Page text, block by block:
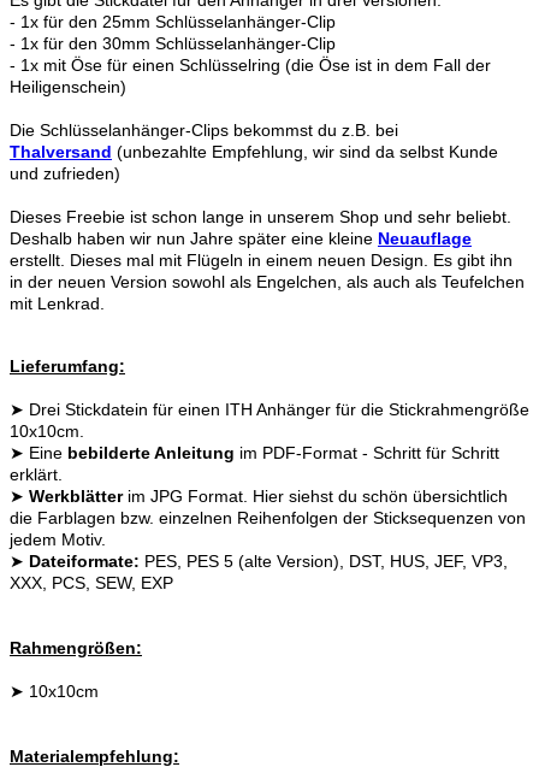
- 1x für den 25mm Schlüsselanhänger-Clip
- 1x für den 30mm Schlüsselanhänger-Clip
- 1x mit Öse für einen Schlüsselring (die Öse ist in dem Fall der
Heiligenschein)
Die Schlüsselanhänger-Clips bekommst du z.B. bei
Thalversand (unbezahlte Empfehlung, wir sind da selbst Kunde
und zufrieden)
Dieses Freebie ist schon lange in unserem Shop und sehr beliebt.
Deshalb haben wir nun Jahre später eine kleine Neuauflage
erstellt. Dieses mal mit Flügeln in einem neuen Design. Es gibt ihn
in der neuen Version sowohl als Engelchen, als auch als Teufelchen
mit Lenkrad.
Lieferumfang:
➤ Drei Stickdatein für einen ITH Anhänger für die Stickrahmengröße
10x10cm.
➤ Eine bebilderte Anleitung im PDF-Format - Schritt für Schritt
erklärt.
➤ Werkblätterim JPG Format. Hier siehst du schön übersichtlich
die Farblagen bzw. einzelnen Reihenfolgen der Sticksequenzen von
jedem Motiv.
➤ Dateiformate: PES, PES 5 (alte Version), DST, HUS, JEF, VP3,
XXX, PCS, SEW, EXP
Rahmengrößen:
➤ 10x10cm
Materialempfehlung: